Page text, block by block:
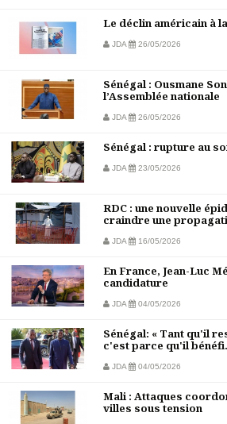
Le déclin américain à
JDA 26/05/2026
Sénégal : Ousmane
l’Assemblée nationale
JDA 26/05/2026
Sénégal : rupture au
JDA 23/05/2026
RDC : une nouvelle
craindre une
JDA 16/05/2026
En France, Jean-Luc
candidature
JDA 04/05/2026
Sénégal: « Tant qu'il
c'est parce qu'il
JDA 04/05/2026
Mali : Attaques
villes sous tension